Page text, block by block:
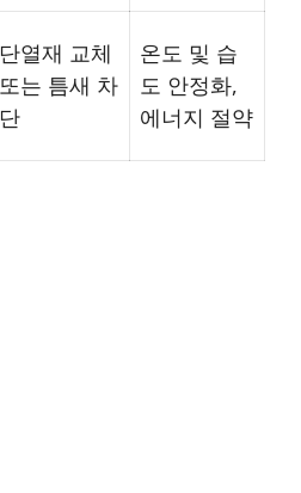
단열재 교체
또는 틈새 차
단
온도 및 습
도 안정화,
에너지 절약